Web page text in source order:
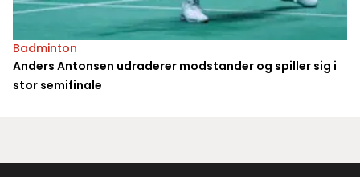
Badminton
Anders Antonsen udraderer modstander og spiller sig i
stor semifinale